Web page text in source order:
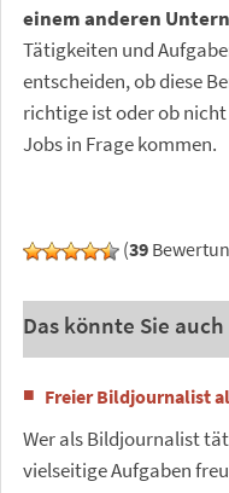
einem anderen
Tätigkeiten und
entscheiden, ob diese
richtige ist oder ob
Jobs in Frage kommen.
(39
Das könnte Sie
Freier Bildjournalist
Wer als Bildjournalist
vielseitige Aufgaben